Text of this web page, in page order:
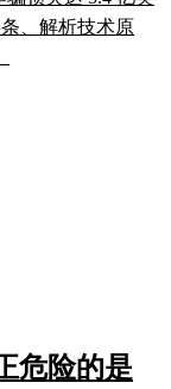
、解析技术原
危险的是